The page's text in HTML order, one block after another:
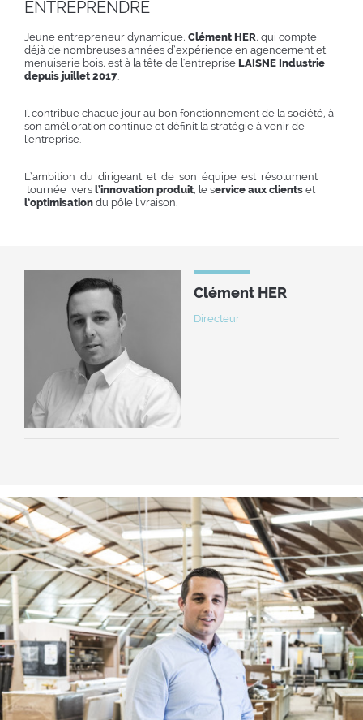
ENTREPRENDRE
Jeune entrepreneur dynamique, Clément HER, qui compte
déjà de nombreuses années d’expérience en agencement et
menuiserie bois, est à la tête de l'entreprise LAISNE Industrie
depuis juillet 2017.
Il contribue chaque jour au bon fonctionnement de la société, à
son amélioration continue et définit la stratégie à venir de
l'entreprise.
L’ambition du dirigeant et de son équipe est résolument
tournée vers l’innovation produit, le service aux clients et
l’optimisation du pôle livraison.
Clément HER
Directeur